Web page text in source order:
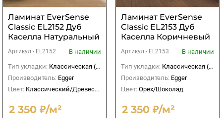
Ламинат EverSense
Classic EL2152 Дуб
Каселла Натуральный
Артикул - EL2152
В наличии
Тип укладки: Классическая (прямая)
Производитель: Egger
Цвет: Классический/Древесный
2 350 ₽/м²
Ламинат EverSense
Classic EL2153 Дуб
Каселла Коричневый
Артикул - EL2153
В наличии
Тип укладки: Классическая (прямая)
Производитель: Egger
Цвет: Орех/Шоколад
2 350 ₽/м²